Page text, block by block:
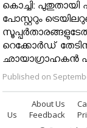
കൊച്ചി: പുതുതായി
പോസ്റ്ററും
റെക്കോര്‍ഡ്
ഛായാഗ്രാഹകന്‍
Published on
About Us
Us
Feedback